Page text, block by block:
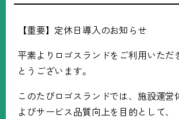
【重要】定休日導入のお知らせ
平素よりロゴスランドをご利用いただ
とうございます。
このたびロゴスランドでは、施設運営
よびサービス品質向上を目的として、